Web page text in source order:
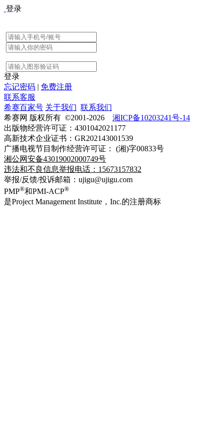
登录
登录
忘记密码 | 免费注册
联系客服
希赛百家号 关于我们 联系我们
希赛网 版权所有 ©2001-2026 湘ICP备10203241号-14
出版物经营许可证：4301042021177
高新技术企业证书：GR202143001539
广播电视节目制作经营许可证： (湘)字00833号
湘公网安备43019002000749号
违法和不良信息举报电话：15673157832
举报/反馈/投诉邮箱：ujigu@ujigu.com
PMP®和PMI-ACP®
是Project Management Institute，Inc.的注册商标